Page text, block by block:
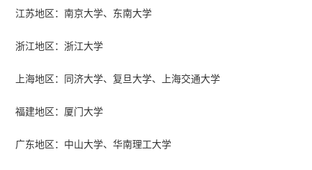
江苏地区：南京大学、东南大学
浙江地区：浙江大学
上海地区：同济大学、复旦大学、上海交通大学
福建地区：厦门大学
广东地区：中山大学、华南理工大学